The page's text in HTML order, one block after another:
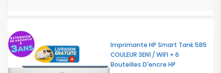
Imprimante HP Smart Tank 585
COULEUR 3EN1 / WIFI + 6
Bouteilles D'encre HP